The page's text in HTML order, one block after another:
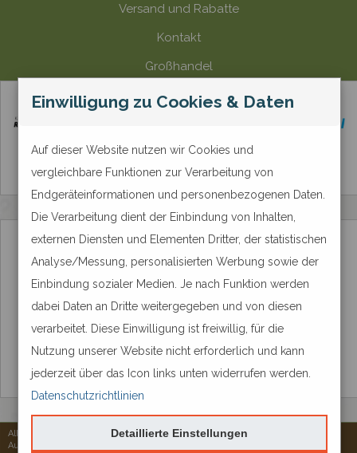
Versand und Rabatte
Kontakt
Großhandel
Alle Rechte vorbehalten © 2026
Aureus Services
Einwilligung zu Cookies & Daten
Auf dieser Website nutzen wir Cookies und
vergleichbare Funktionen zur Verarbeitung von
Endgeräteinformationen und personenbezogenen Daten.
Die Verarbeitung dient der Einbindung von Inhalten,
externen Diensten und Elementen Dritter, der statistischen
Analyse/Messung, personalisierten Werbung sowie der
Einbindung sozialer Medien. Je nach Funktion werden
dabei Daten an Dritte weitergegeben und von diesen
verarbeitet. Diese Einwilligung ist freiwillig, für die
Nutzung unserer Website nicht erforderlich und kann
jederzeit über das Icon links unten widerrufen werden.
Datenschutzrichtlinien
Detaillierte Einstellungen